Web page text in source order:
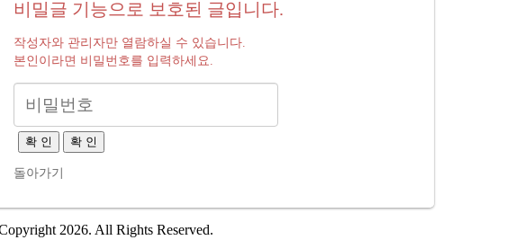
비밀글 기능으로 보호된 글입니다.
작성자와 관리자만 열람하실 수 있습니다.
본인이라면 비밀번호를 입력하세요.
확 인 확 인
돌아가기
2026. All Rights Reserved.